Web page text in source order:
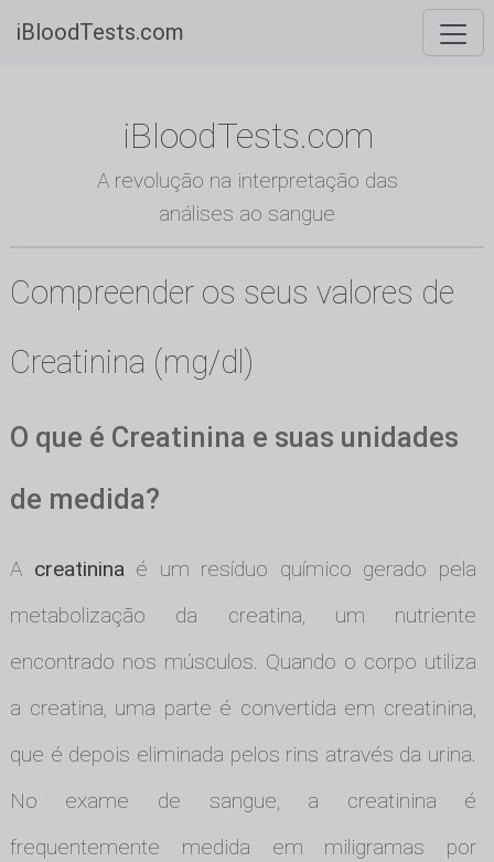
iBloodTests.com
iBloodTests.com
A revolução na interpretação das
análises ao sangue
Compreender os seus valores de
Creatinina (mg/dl)
O que é Creatinina e suas unidades
de medida?
A creatininaé um resíduo químico gerado pela
metabolização da creatina, um nutriente
encontrado nos músculos. Quando o corpo utiliza
a creatina, uma parte é convertida em creatinina,
que é depois eliminada pelos rins através da urina.
No exame de sangue, a creatinina é
frequentemente medida em miligramas por